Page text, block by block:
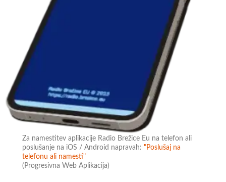
Za namestitev aplikacije Radio Brežice Eu na telefon ali
poslušanje na iOS / Android napravah:"Poslušaj na
telefonu ali namesti"
(Progresivna Web Aplikacija)